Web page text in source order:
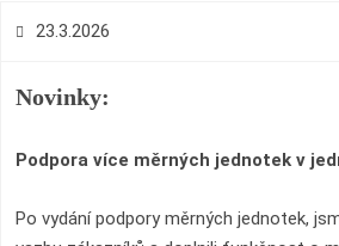
23.3.2026
Novinky:
Podpora více měrných jednotek v
Po vydání podpory měrných jednotek,